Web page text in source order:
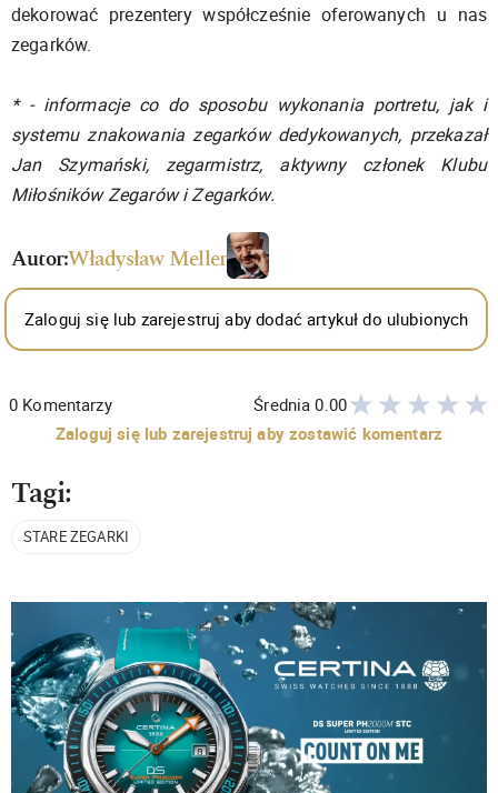
dekorować prezentery współcześnie oferowanych u nas
zegarków.
* - informacje co do sposobu wykonania portretu, jak i
systemu znakowania zegarków dedykowanych, przekazał
Jan Szymański, zegarmistrz, aktywny członek Klubu
Miłośników Zegarów i Zegarków.
Autor:Władysław Meller
Zaloguj się lub zarejestruj aby dodać artykuł do ulubionych
0 Komentarzy Średnia0.00
Zaloguj się lub zarejestruj aby zostawić komentarz
Tagi:
STARE ZEGARKI